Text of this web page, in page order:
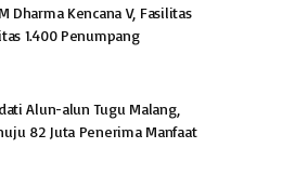
Dharma Kencana V, Fasilitas
1.400 Penumpang
Alun-alun Tugu Malang,
82 Juta Penerima Manfaat